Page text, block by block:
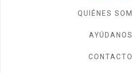
QUIÉNES
AYÚDANOS
CONTACTO